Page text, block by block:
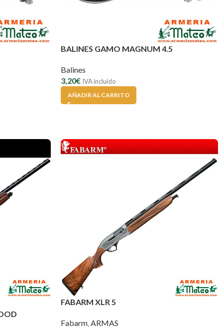
BALINES GAMO MAGNUM 4.5
Balines
3,20€ IVA incluido
AÑADIR AL CARRITO
FABARM XLR 5
Fabarm ARMAS